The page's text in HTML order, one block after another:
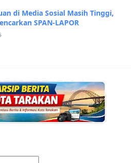
di Media Sosial Masih Tinggi,
SPAN-LAPOR